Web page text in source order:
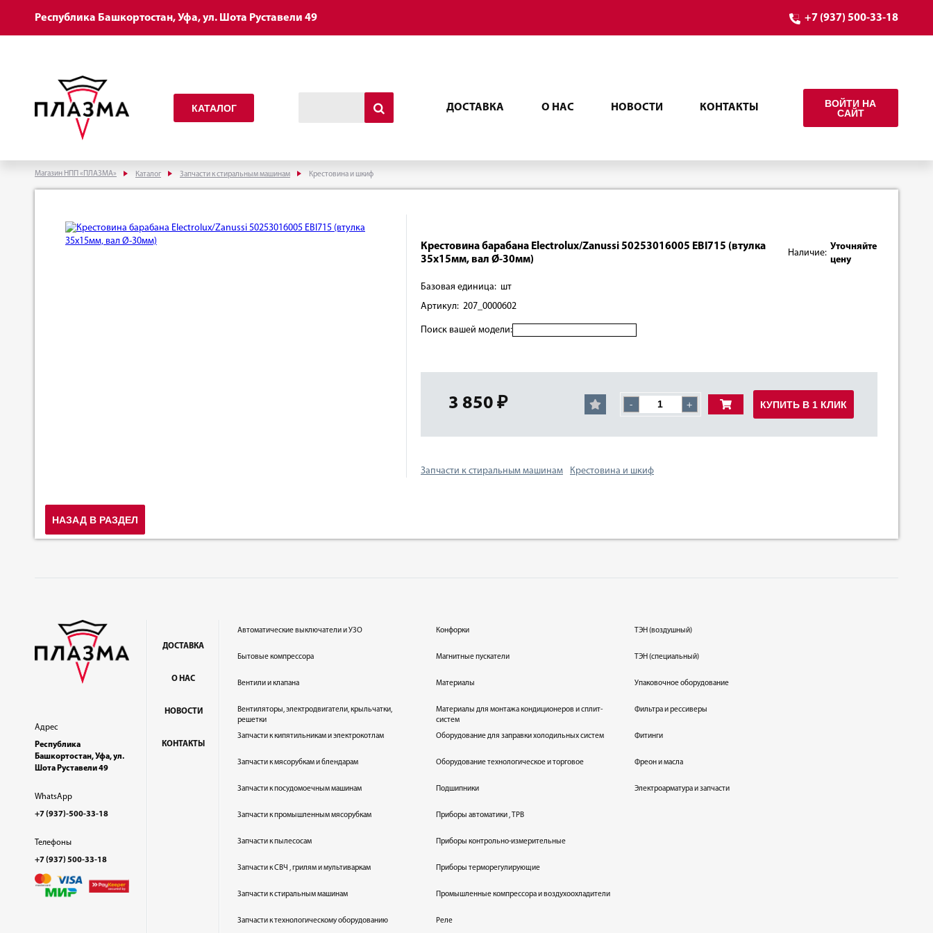
Республика Башкортостан, Уфа, ул. Шота Руставели 49 +7 (937) 500-33-18
КАТАЛОГ ДОСТАВКА О НАС НОВОСТИ КОНТАКТЫ
ВОЙТИ НА
САЙТ
Магазин НПП «ПЛАЗМА» Каталог Запчасти к стиральным машинам Крестовина и шкиф
Крестовина барабана Electrolux/Zanussi 50253016005 EBI715 (втулка
35х15мм, вал Ø-30мм)
Наличие:
Уточняйте
цену
Базовая единица: шт
Артикул: 207_0000602
Поиск вашей модели:
3 850 ₽ - + КУПИТЬ В 1 КЛИК
Запчасти к стиральным машинам Крестовина и шкиф
НАЗАД В РАЗДЕЛ
Адрес
Республика
Башкортостан, Уфа, ул.
Шота Руставели 49
WhatsApp
+7 (937)-500-33-18
Телефоны
+7 (937) 500-33-18
ДОСТАВКА
О НАС
НОВОСТИ
КОНТАКТЫ
Автоматические выключатели и УЗО
Бытовые компрессора
Вентили и клапана
Вентиляторы, электродвигатели, крыльчатки,
решетки
Запчасти к кипятильникам и электрокотлам
Запчасти к мясорубкам и блендарам
Запчасти к посудомоечным машинам
Запчасти к промышленным мясорубкам
Запчасти к пылесосам
Запчасти к СВЧ , грилям и мультиваркам
Запчасти к стиральным машинам
Запчасти к технологическому оборудованию
Конфорки
Магнитные пускатели
Материалы
Материалы для монтажа кондиционеров и сплит-
систем
Оборудование для заправки холодильных систем
Оборудование технологическое и торговое
Подшипники
Приборы автоматики , ТРВ
Приборы контрольно-измерительные
Приборы терморегулирующие
Промышленные компрессора и воздухоохладители
Реле
ТЭН (воздушный)
ТЭН (специальный)
Упаковочное оборудование
Фильтра и рессиверы
Фитинги
Фреон и масла
Электроарматура и запчасти